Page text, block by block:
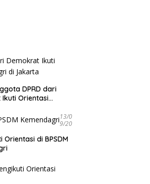
DPRD dari
Orientasi
13/0
9/20
Orientasi di BPSDM